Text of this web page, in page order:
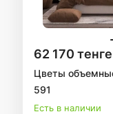
62 170 тенге
Цветы
591
Есть в наличии